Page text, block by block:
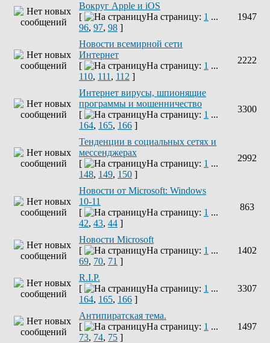
Вокруг Apple и iOS
[
На страницу: 1 ...
96, 97, 98 ]
1947
Новости всемирной сети
Интернет
[
На страницу: 1 ...
110, 111 , 112 ]
2222
Интернет вирусы, шпионящие
программы и мошенничество
[
На страницу: 1 ...
164, 165, 166 ]
3300
Тенденции в социальных сетях и
мессенджерах
[
На страницу: 1 ...
148, 149, 150 ]
2992
Новости от Microsoft: Windows
10-11
[
На страницу: 1 ...
42, 43, 44 ]
863
Новости Microsoft
[
На страницу: 1 ...
69, 70, 71 ]
1402
R.I.P.
[
На страницу: 1 ...
164, 165, 166 ]
3307
Антипиратская тема.
[
На страницу: 1 ...
73, 74, 75 ]
1497